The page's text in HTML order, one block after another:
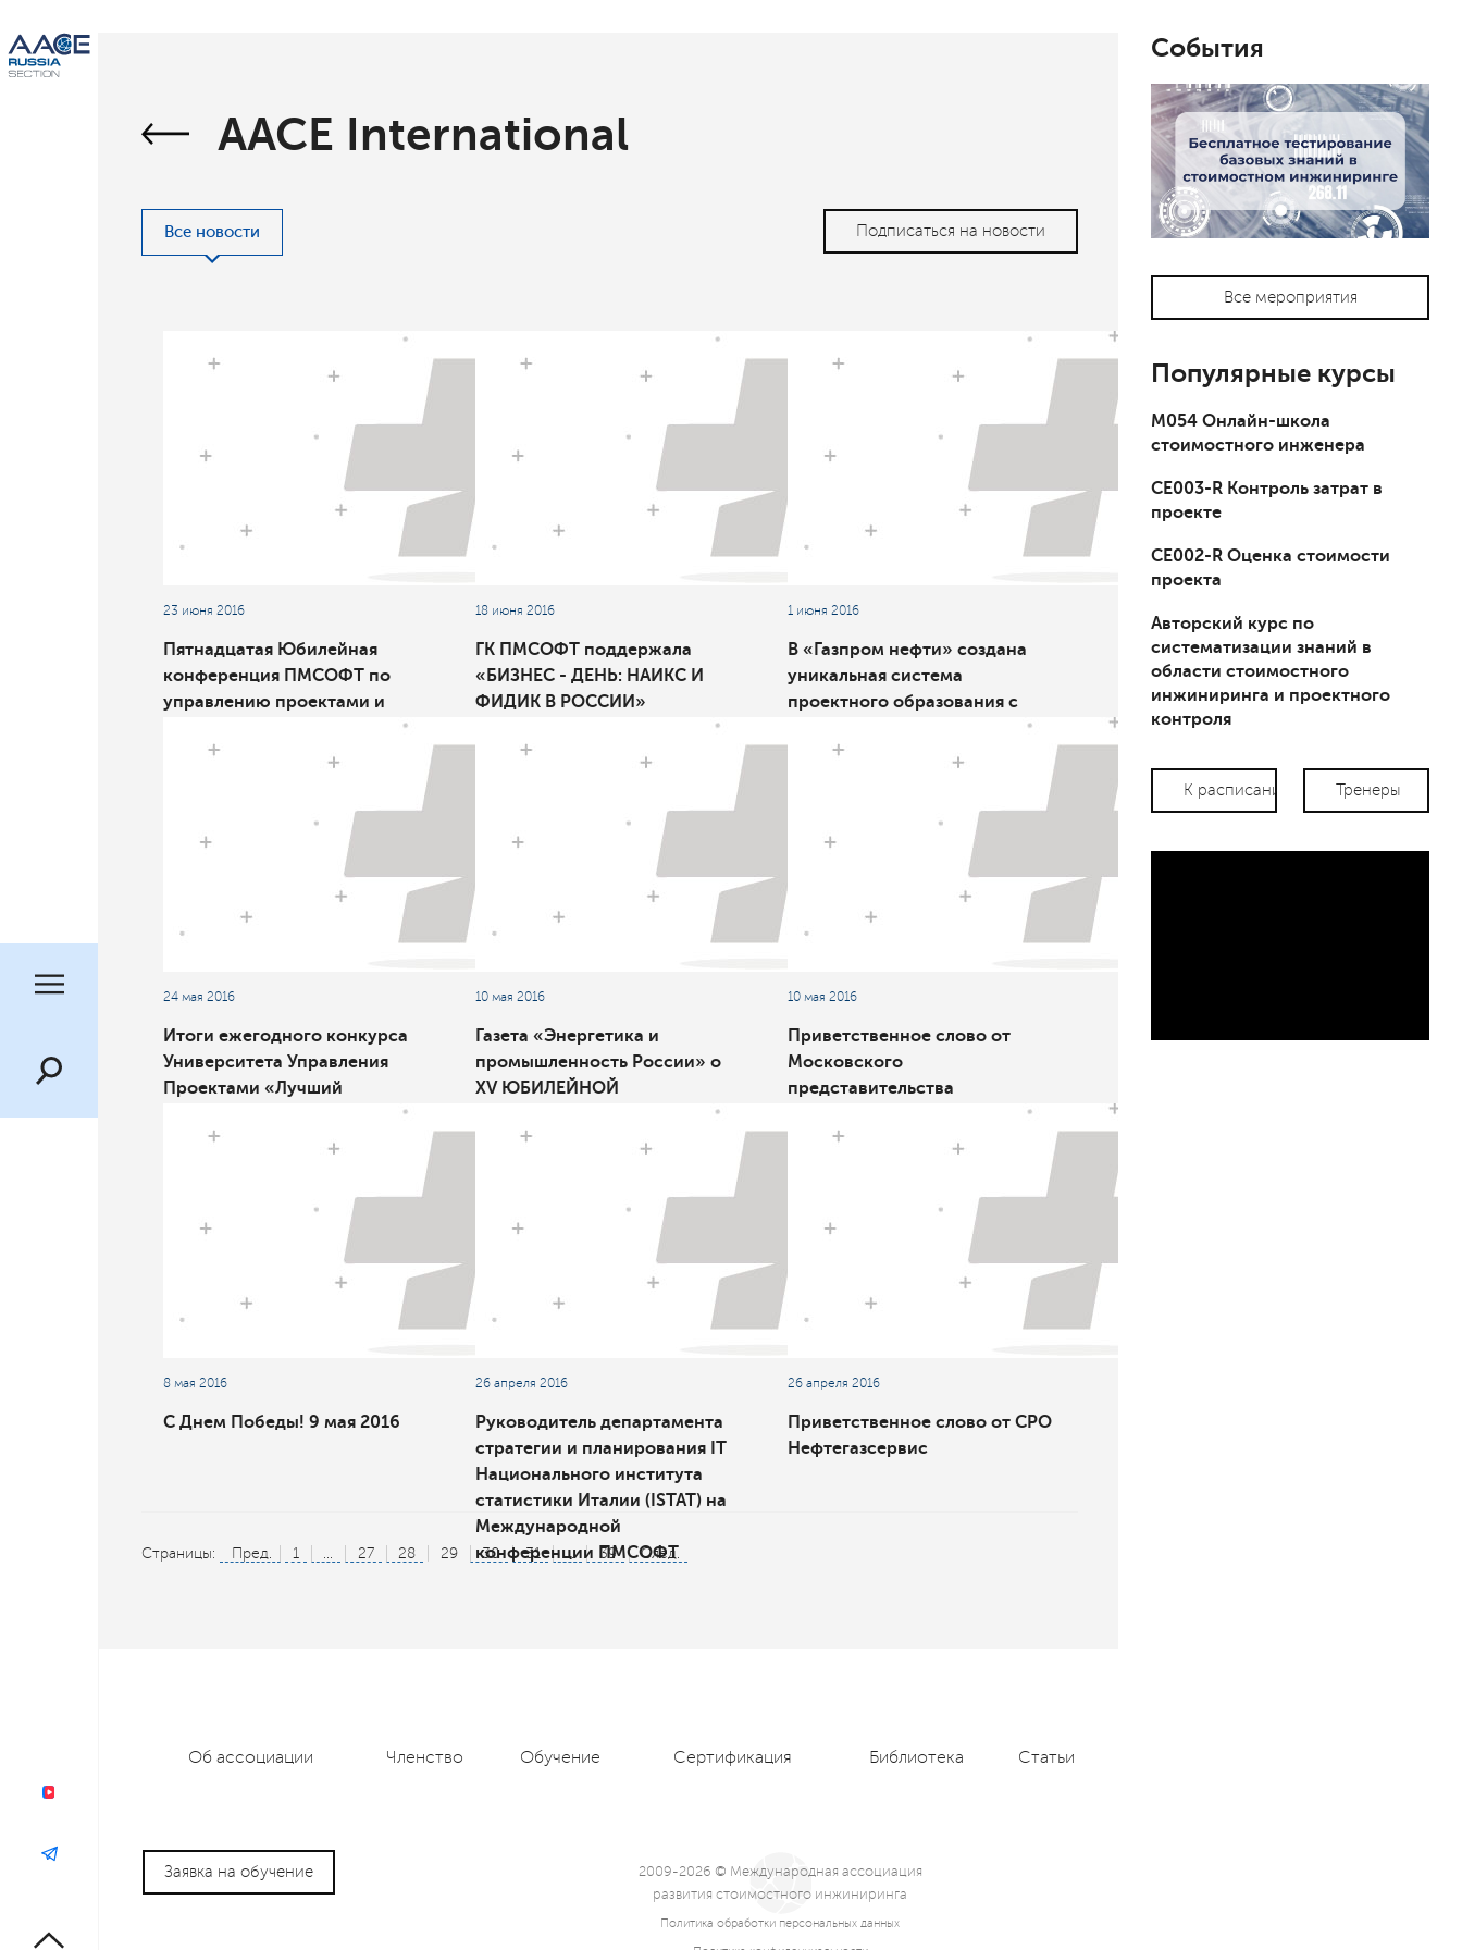
AACE International
Все новости Подписаться на новости
23 июня 2016
Пятнадцатая Юбилейная
конференция ПМСОФТ по
управлению проектами и
форум AACE Moscow Spring
рецепты борьбы с кризисом
18 июня 2016
ГК ПМСОФТ поддержала
«БИЗНЕС - ДЕНЬ: НАИКС И
ФИДИК В РОССИИ»
1 июня 2016
В «Газпром нефти» создана
уникальная система
проектного образования с
Управления Проектами
24 мая 2016
Итоги ежегодного конкурса
Университета Управления
Проектами «Лучший
студенческий проект - 2016»
10 мая 2016
Газета «Энергетика и
промышленность России» о
XV ЮБИЛЕЙНОЙ
конференцией ПМСОФТ
10 мая 2016
Приветственное слово от
Московского
представительства
8 мая 2016
С Днем Победы! 9 мая 2016
26 апреля 2016
Руководитель департамента
стратегии и планирования IT
Национального института
статистики Италии (ISTAT) на
Международной
конференции ПМСОФТ
26 апреля 2016
Приветственное слово от СРО
Нефтегазсервис
Страницы: Пред. 1 27 28 29 30 31 ... 39 След.
События
Все мероприятия
Популярные курсы
М054 Онлайн-школа
стоимостного инженера
СЕ003-R Контроль затрат в
проекте
СЕ002-R Оценка стоимости
проекта
Авторский курс по
систематизации знаний в
области стоимостного
инжиниринга и проектного
контроля
К расписанию Тренеры
Заявка на обучение
Об ассоциации Членство Обучение Сертификация Библиотека Статьи
2009-2026 © Международная ассоциация
развития стоимостного инжиниринга
Политика обработки персональных данных